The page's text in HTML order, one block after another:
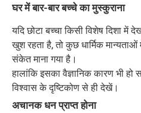
घर में बार-बार बच्चे का मुस्कुराना
यदि छोटा बच्चा किसी विशेष दिशा में
खुश रहता है, तो कुछ धार्मिक
संकेत माना गया है।
हालांकि इसका वैज्ञानिक कारण भी
विश्वास के दृष्टिकोण से ही देखें।
अचानक धन प्राप्त होना